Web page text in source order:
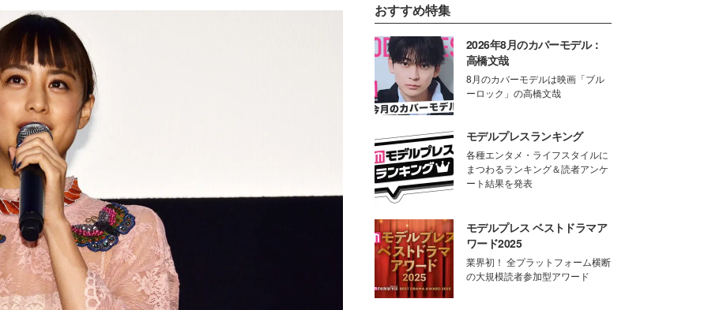
おすすめ特集
2026年8月のカバーモデル：
高橋文哉
8月のカバーモデルは映画「ブル
ーロック」の高橋文哉
モデルプレスランキング
各種エンタメ・ライフスタイルに
まつわるランキング＆読者アンケ
ート結果を発表
モデルプレス ベストドラマア
ワード2025
業界初！ 全プラットフォーム横断
の大規模読者参加型アワード